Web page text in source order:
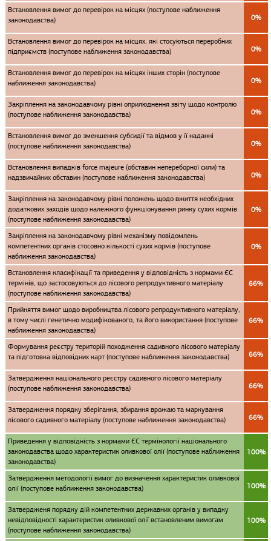
Встановлення вимог до перевірок на місцях (поступове наближення
законодавства)
0%
Встановлення вимог до перевірок на місцях, які стосуються переробних
підприємств (поступове наближення законодавства)
0%
Встановлення вимог до перевірок на місцях інших сторін (поступове
наближення законодавства)
0%
Закріплення на законодавчому рівні оприлюднення звіту щодо контролю
(поступове наближення законодавства)
0%
Встановлення вимог до зменшення субсидії та відмов у її наданні
(поступове наближення законодавства)
0%
Встановлення випадків force majeure (обставин непереборної сили) та
надзвичайних обставин (поступове наближення законодавства)
0%
Закріплення на законодавчому рівні положень щодо вжиття необхідних
додаткових заходів щодо належного функціонування ринку сухих кормів
(поступове наближення законодавства)
0%
Закріплення на законодавчому рівні механізму повідомлень
компетентних органів стосовно кількості сухих кормів (поступове
наближення законодавства)
0%
Встановлення класифікації та приведення у відповідність з нормами ЄС
термінів, що застосовуються до лісового репродуктивного матеріалу
(поступове наближення законодавства)
66%
Прийняття вимог щодо виробництва лісового репродуктивного матеріалу,
в тому числі генетично модифікованого, та його використання (поступове
наближення законодавства)
66%
Формування реєстру територій походження садивного лісового матеріалу
та підготовка відповідних карт (поступове наближення законодавства)
66%
Затвердження національного реєстру садивного лісового матеріалу
(поступове наближення законодавства)
66%
Затвердження порядку зберігання, збирання врожаю та маркування
лісового садивного матеріалу (поступове наближення законодавства)
66%
Приведення у відповідність з нормами ЄС термінології національного
законодавства щодо характеристик оливкової олії (поступове наближення
законодавства)
100%
Затвердження методології вимог до визначення характеристик оливкової
олії (поступове наближення законодавства)
100%
Затвердженя порядку дій компетентних державних органів у випадку
невідповідності характеристик оливкової олії встановленим вимогам
(поступове наближення законодавства)
100%